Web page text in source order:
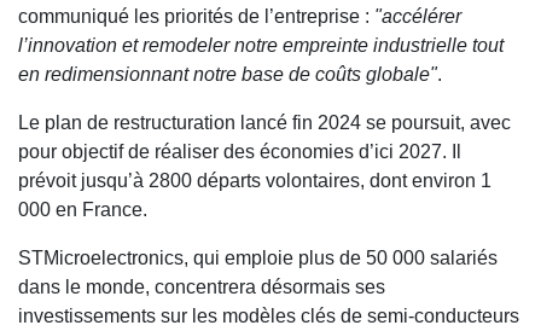
communiqué les priorités de l’entreprise : "accélérer
l’innovation et remodeler notre empreinte industrielle tout
en redimensionnant notre base de coûts globale".
Le plan de restructuration lancé fin 2024 se poursuit, avec
pour objectif de réaliser des économies d’ici 2027. Il
prévoit jusqu’à 2800 départs volontaires, dont environ 1
000 en France.
STMicroelectronics, qui emploie plus de 50 000 salariés
dans le monde, concentrera désormais ses
investissements sur les modèles clés de semi-conducteurs